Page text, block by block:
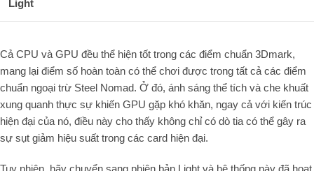
Light
Cả CPU và GPU đều thể hiện tốt trong các điểm chuẩn 3Dmark,
mang lại điểm số hoàn toàn có thể chơi được trong tất cả các điểm
chuẩn ngoại trừ Steel Nomad. Ở đó, ánh sáng thể tích và che khuất
xung quanh thực sự khiến GPU gặp khó khăn, ngay cả với kiến ​​trúc
hiện đại của nó, điều này cho thấy không chỉ có dò tia có thể gây ra
sự sụt giảm hiệu suất trong các card hiện đại.
Tuy nhiên, hãy chuyển sang phiên bản Light và hệ thống này đã hoạt